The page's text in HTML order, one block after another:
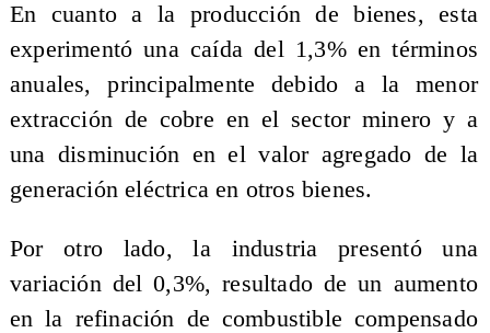
En cuanto a la producción de bienes, esta
experimentó una caída del 1,3% en términos
anuales, principalmente debido a la menor
extracción de cobre en el sector minero y a
una disminución en el valor agregado de la
generación eléctrica en otros bienes.
Por otro lado, la industria presentó una
variación del 0,3%, resultado de un aumento
en la refinación de combustible compensado